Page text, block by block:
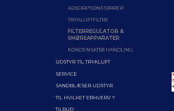
ADSORPTIONSTØRRER
TRYKLUFTFILTRE
FILTERREGULATOR &
SMØREAPPARATER
KONDENSATBEHANDLING
UDSTYR TIL TRYKLUFT
SERVICE
SANDBLÆSER UDSTYR
TIL HVILKET ERHVERV ?
TILBUD